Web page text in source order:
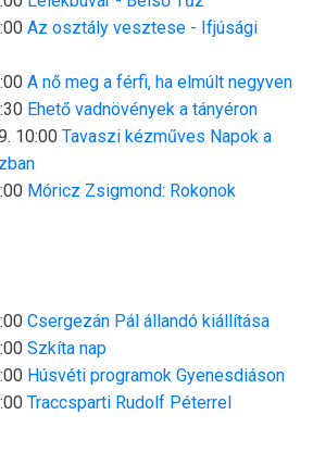
Az osztály vesztese - Ifjúsági
A nő meg a férfi, ha elmúlt negyven
Ehető vadnövények a tányéron
10:00 Tavaszi kézműves Napok a
Móricz Zsigmond: Rokonok
Csergezán Pál állandó kiállítása
Szkíta nap
Húsvéti programok Gyenesdiáson
Traccsparti Rudolf Péterrel